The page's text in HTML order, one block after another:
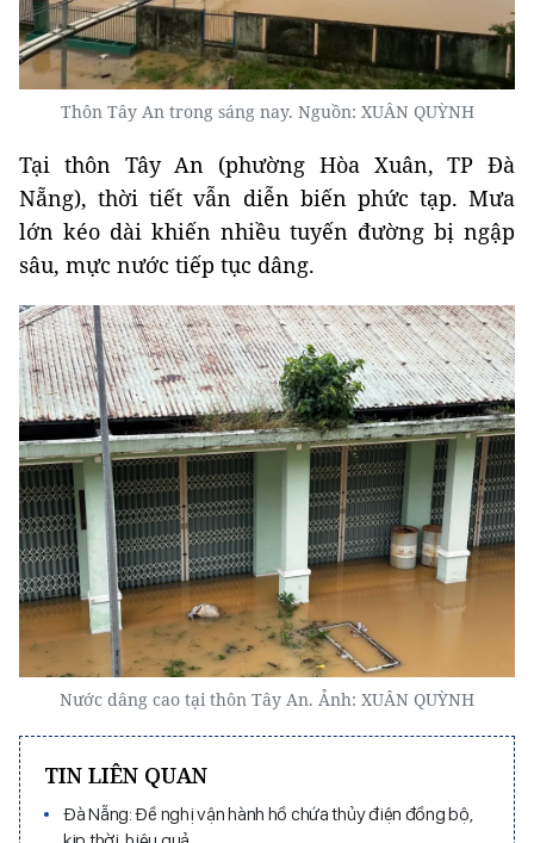
Thôn Tây An trong sáng nay. Nguồn: XUÂN QUỲNH
Tại thôn Tây An (phường Hòa Xuân, TP Đà
Nẵng), thời tiết vẫn diễn biến phức tạp. Mưa
lớn kéo dài khiến nhiều tuyến đường bị ngập
sâu, mực nước tiếp tục dâng.
Nước dâng cao tại thôn Tây An. Ảnh: XUÂN QUỲNH
TIN LIÊN QUAN
Đà Nẵng: Đề nghị vận hành hồ chứa thủy điện đồng bộ,